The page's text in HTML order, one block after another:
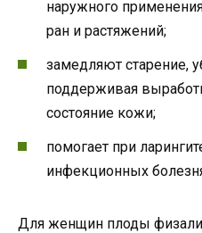
наружного
ран и растяжений;
замедляют старение,
поддерживая
состояние кожи;
помогает при
инфекционных
Для женщин плоды